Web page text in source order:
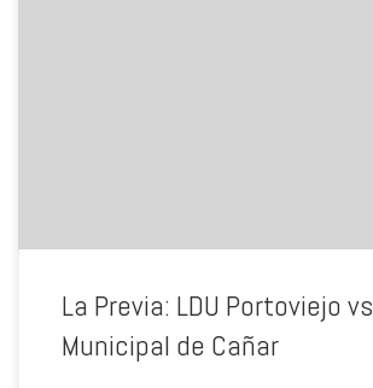
La Previa: LDU Portoviejo vs
Municipal de Cañar